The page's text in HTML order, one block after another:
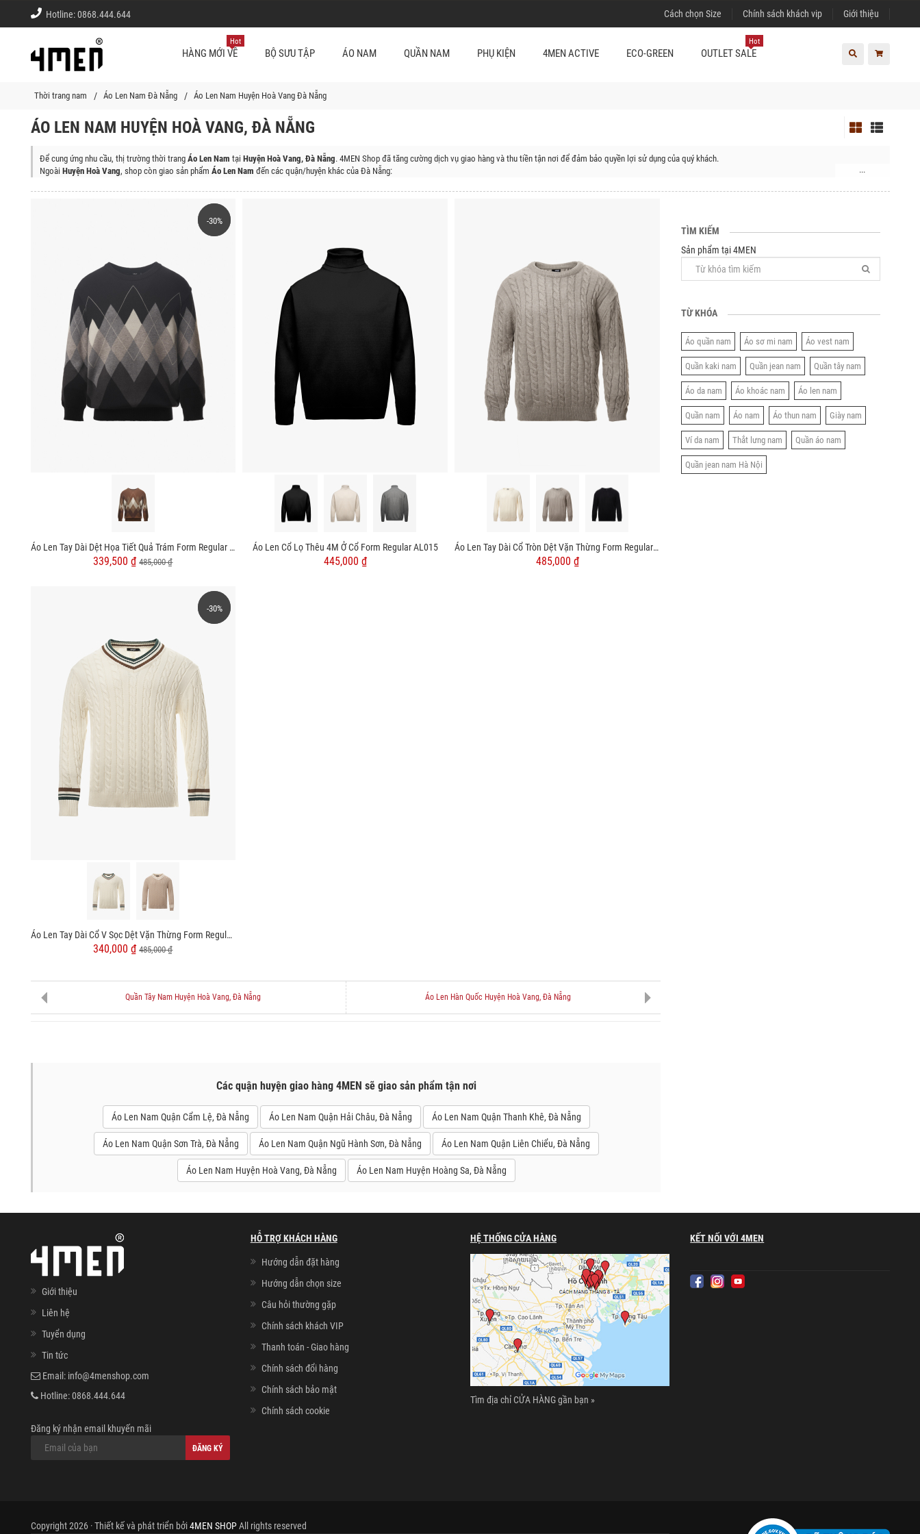
Hotline:0868.444.644 Cách chọn Size Chính sách khách vip Giới thiệu
HÀNG MỚI VỀ
Hot
BỘ SƯU TẬP ÁO NAM QUẦN NAM PHỤ KIỆN 4MEN ACTIVE ECO-GREEN OUTLET SALE
Hot
Thời trang nam Áo Len Nam Đà Nẵng Áo Len Nam Huyện Hoà Vang Đà Nẵng
ÁO LEN NAM HUYỆN HOÀ VANG, ĐÀ NẴNG
Để cung ứng nhu cầu, thị trường thời trang Áo Len Nam tại Huyện Hoà Vang, Đà Nẵng. 4MEN Shop đã tăng cường dịch vụ giao hàng và thu tiền tận nơi để đảm bảo quyền lợi sử dụng của quý khách.
Ngoài Huyện Hoà Vang, shop còn giao sản phẩm Áo Len Nam đến các quận/huyện khác của Đà Nẵng:
...
-30%
-30%
Áo Len Tay Dài Dệt Họa Tiết Quả Trám Form Regular AL012
339,500 ₫485,000 ₫
Áo Len Cổ Lọ Thêu 4M Ở Cổ Form Regular AL015
445,000 ₫
Áo Len Tay Dài Cổ Tròn Dệt Vặn Thừng Form Regular AL014
485,000 ₫
-30%
-30%
Áo Len Tay Dài Cổ V Sọc Dệt Vặn Thừng Form Regular AL013
340,000 ₫485,000 ₫
Quần Tây Nam Huyện Hoà Vang, Đà Nẵng Áo Len Hàn Quốc Huyện Hoà Vang, Đà Nẵng
Các quận huyện giao hàng 4MEN sẽ giao sản phẩm tận nơi
Áo Len Nam Quận Cẩm Lệ, Đà Nẵng Áo Len Nam Quận Hải Châu, Đà Nẵng Áo Len Nam Quận Thanh Khê, Đà Nẵng
Áo Len Nam Quận Sơn Trà, Đà Nẵng Áo Len Nam Quận Ngũ Hành Sơn, Đà Nẵng Áo Len Nam Quận Liên Chiểu, Đà Nẵng
Áo Len Nam Huyện Hoà Vang, Đà Nẵng Áo Len Nam Huyện Hoàng Sa, Đà Nẵng
TÌM KIẾM
Sản phẩm tại 4MEN
TỪ KHÓA
Áo quần nam Áo sơ mi nam Áo vest nam
Quần kaki nam Quần jean nam Quần tây nam
Áo da nam Áo khoác nam Áo len nam
Quần nam Áo nam Áo thun nam Giày nam
Ví da nam Thắt lưng nam Quần áo nam
Quần jean nam Hà Nội
Giới thiệu
Liên hệ
Tuyển dụng
Tin tức
Email: info@4menshop.com
Hotline:0868.444.644
Đăng ký nhận email khuyến mãi
ĐĂNG KÝ
HỖ TRỢ KHÁCH HÀNG
Hướng dẫn đặt hàng
Hướng dẫn chọn size
Câu hỏi thường gặp
Chính sách khách VIP
Thanh toán - Giao hàng
Chính sách đổi hàng
Chính sách bảo mật
Chính sách cookie
HỆ THỐNG CỬA HÀNG
Tìm địa chỉ CỬA HÀNG gần bạn »
KẾT NỐI VỚI 4MEN
Copyright 2026 · Thiết kế và phát triển bởi4MEN SHOPAll rights reserved